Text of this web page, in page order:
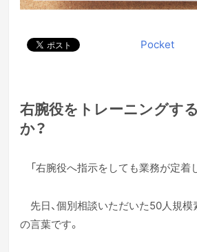
Pocket
右腕役をトレーニングす
か？
「右腕役へ指示をしても業務が定着
先日、個別相談いただいた50人規
の言葉です。